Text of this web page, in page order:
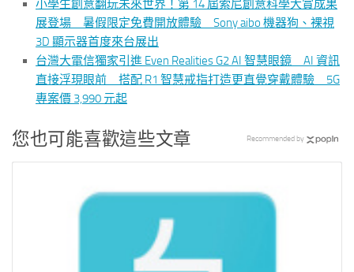
小學生創意翻玩未來世界！第 14 屆索尼創意科學大賞成果
展登場 暑假限定免費開放體驗 Sony aibo 機器狗、裸視
3D 顯示器首度來台展出
台灣大電信獨家引進 Even Realities G2 AI 智慧眼鏡 AI 資訊
直接浮現眼前 搭配 R1 智慧戒指打造更直覺穿戴體驗 5G
專案價 3,990 元起
您也可能喜歡這些文章 Recommended by